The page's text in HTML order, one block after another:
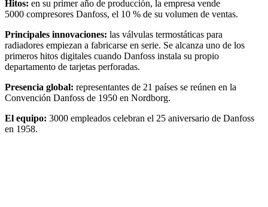
Hitos: en su primer año de producción, la empresa vende
5000 compresores Danfoss, el 10 % de su volumen de ventas.
Principales innovaciones: las válvulas termostáticas para
radiadores empiezan a fabricarse en serie. Se alcanza uno de los
primeros hitos digitales cuando Danfoss instala su propio
departamento de tarjetas perforadas.
Presencia global: representantes de 21 países se reúnen en la
Convención Danfoss de 1950 en Nordborg.
El equipo: 3000 empleados celebran el 25 aniversario de Danfoss
en 1958.